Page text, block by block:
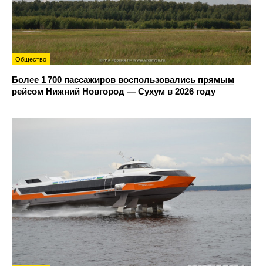
Общество
Более 1 700 пассажиров воспользовались прямым
рейсом Нижний Новгород — Сухум в 2026 году